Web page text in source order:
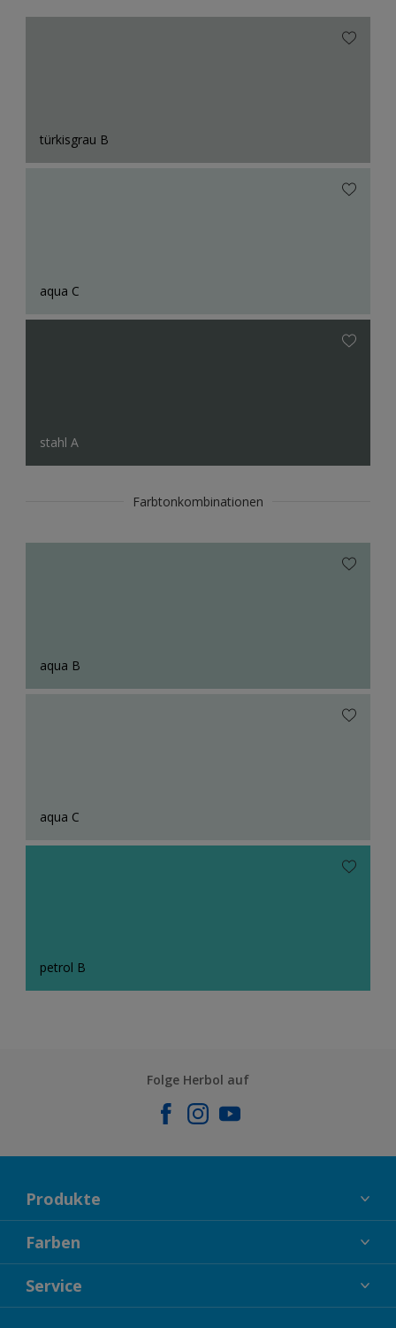
türkisgrau B
aqua C
stahl A
Farbtonkombinationen
aqua B
aqua C
petrol B
Folge Herbol auf
Produkte
FASSADENFARBEN
INNENFARBEN
LACKE
Farben
KOLLEKTIONEN
FARBTRENDS
Service